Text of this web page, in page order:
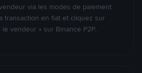
via les modes de paiement
transaction en fiat et cliquez sur
vendeur » sur Binance P2P.